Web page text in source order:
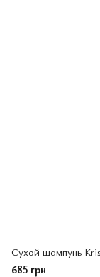
685 грн